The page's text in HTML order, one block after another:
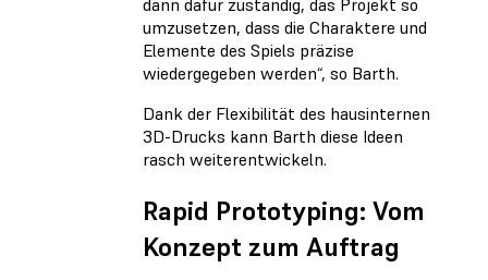
dann dafür zuständig, das Projekt so
umzusetzen, dass die Charaktere und
Elemente des Spiels präzise
wiedergegeben werden“, so Barth.
Dank der Flexibilität des hausinternen
3D-Drucks kann Barth diese Ideen
rasch weiterentwickeln.
Rapid Prototyping: Vom
Konzept zum Auftrag